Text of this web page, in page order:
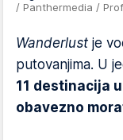
/ Panthermedia /
Wanderlust je
putovanjima. U
11 destinacija
obavezno